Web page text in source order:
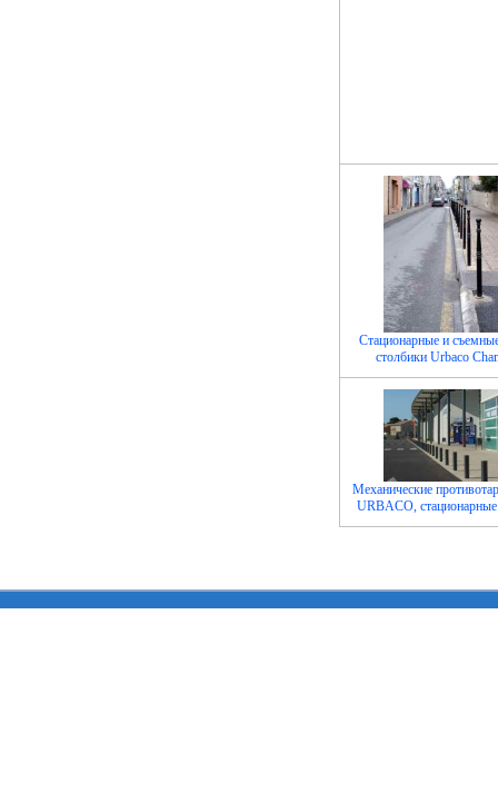
Стационарные и
столбики Urbaco
Механические
URBACO,